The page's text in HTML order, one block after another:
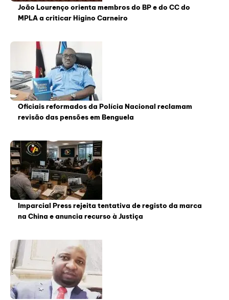
João Lourenço orienta membros do BP e do CC do
MPLA a criticar Higino Carneiro
Oficiais reformados da Polícia Nacional reclamam
revisão das pensões em Benguela
Imparcial Press rejeita tentativa de registo da marca
na China e anuncia recurso à Justiça